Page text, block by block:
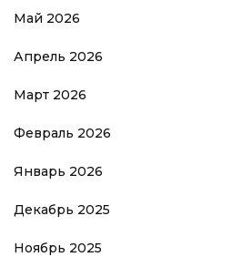
Май 2026
Апрель 2026
Март 2026
Февраль 2026
Январь 2026
Декабрь 2025
Ноябрь 2025